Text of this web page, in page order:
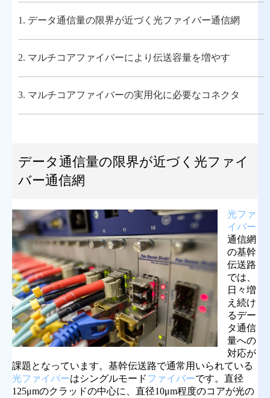
1. データ通信量の限界が近づく光ファイバー通信網
2. マルチコアファイバーにより伝送容量を増やす
3. マルチコアファイバーの実用化に必要なコネクタ
データ通信量の限界が近づく光ファイ
バー通信網
光ファ
イバー
通信網
の基幹
伝送路
では、
日々増
え続け
るデー
タ通信
量への
対応が
課題となっています。基幹伝送路で通常用いられている
光ファイバーはシングルモードファイバーです。直径
125μmのクラッドの中心に、直径10μm程度のコアが光の